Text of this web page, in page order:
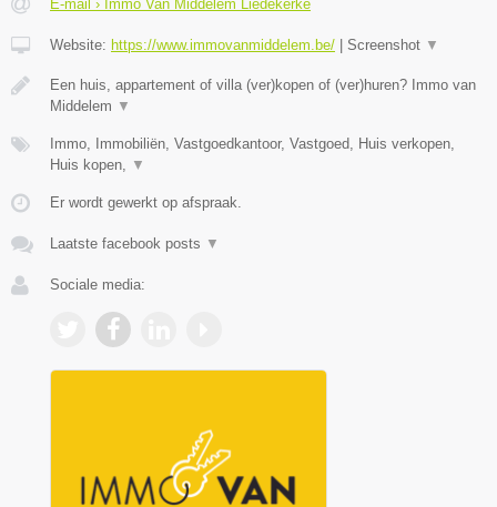
E-mail › Immo Van Middelem Liedekerke
Website: https://www.immovanmiddelem.be/ Screenshot ▼
Een huis, appartement of villa (ver)kopen of (ver)huren? Immo van
Middelem ▼
Immo, Immobiliën, Vastgoedkantoor, Vastgoed, Huis verkopen,
Huis kopen,
▼
Er wordt gewerkt op afspraak.
Laatste facebook posts ▼
Sociale media: